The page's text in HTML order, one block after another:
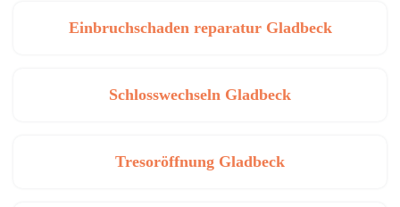
Einbruchschaden reparatur Gladbeck
Schlosswechseln Gladbeck
Tresoröffnung Gladbeck